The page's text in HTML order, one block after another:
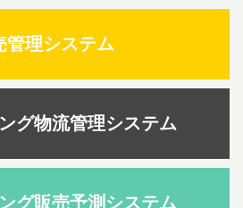
管理システム
グ物流管理システム
グ販売予測システム